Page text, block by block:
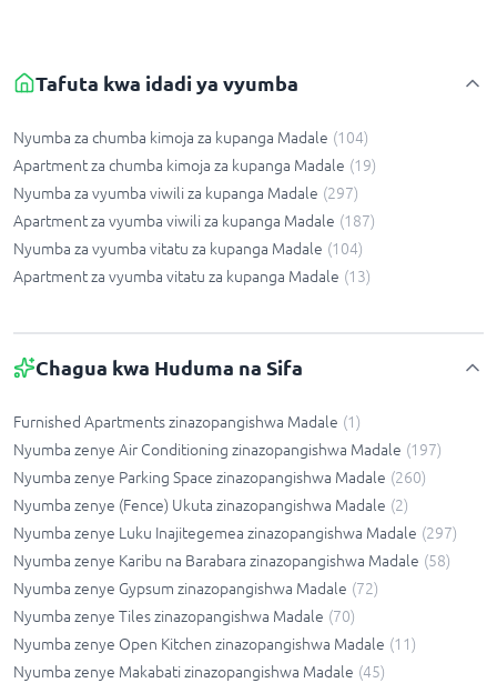
Tafuta kwa idadi ya vyumba
Nyumba za chumba kimoja za kupanga Madale (104)
Apartment za chumba kimoja za kupanga Madale (19)
Nyumba za vyumba viwili za kupanga Madale (297)
Apartment za vyumba viwili za kupanga Madale (187)
Nyumba za vyumba vitatu za kupanga Madale (104)
Apartment za vyumba vitatu za kupanga Madale (13)
Chagua kwa Huduma na Sifa
Furnished Apartments zinazopangishwa Madale (1)
Nyumba zenye Air Conditioning zinazopangishwa Madale (197)
Nyumba zenye Parking Space zinazopangishwa Madale (260)
Nyumba zenye (Fence) Ukuta zinazopangishwa Madale (2)
Nyumba zenye Luku Inajitegemea zinazopangishwa Madale (297)
Nyumba zenye Karibu na Barabara zinazopangishwa Madale (58)
Nyumba zenye Gypsum zinazopangishwa Madale (72)
Nyumba zenye Tiles zinazopangishwa Madale (70)
Nyumba zenye Open Kitchen zinazopangishwa Madale (11)
Nyumba zenye Makabati zinazopangishwa Madale (45)